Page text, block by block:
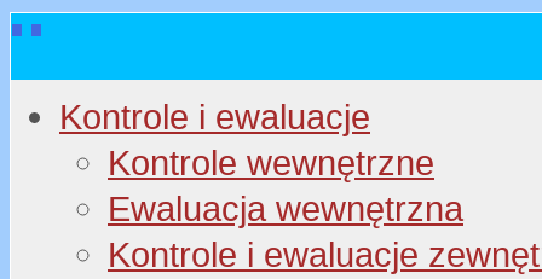
Kontrole i ewaluacje
Kontrole wewnętrzne
Ewaluacja wewnętrzna
Kontrole i ewaluacje